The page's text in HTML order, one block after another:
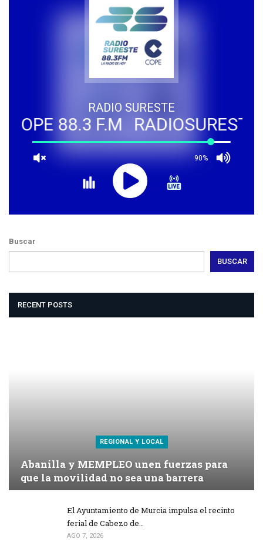
RADIO SURESTE
88.3 F.M RADIOSURESTE -
90%
Buscar
BUSCAR
RECENT POSTS
REGIONAL Y LOCAL
Abanilla y MEMPLEO unen fuerzas para
que la movilidad no sea una barrera
El Ayuntamiento de Murcia impulsa el recinto
ferial de Cabezo de…
AGO 7, 2026